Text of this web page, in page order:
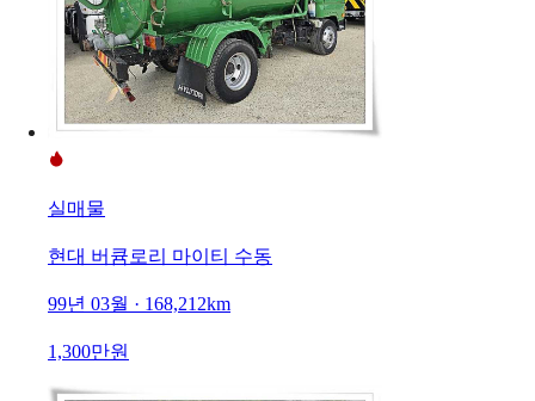
실매물
현대 버큠로리 마이티 수동
99년 03월 · 168,212km
1,300만원